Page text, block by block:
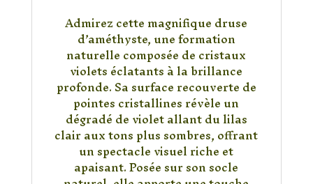
Admirez cette magnifique druse
d’améthyste, une formation
naturelle composée de cristaux
violets éclatants à la brillance
profonde. Sa surface recouverte de
pointes cristallines révèle un
dégradé de violet allant du lilas
clair aux tons plus sombres, offrant
un spectacle visuel riche et
apaisant. Posée sur son socle